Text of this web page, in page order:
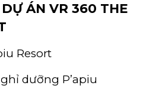
ÁN VR 360 THE
Resort
dưỡng P’apiu